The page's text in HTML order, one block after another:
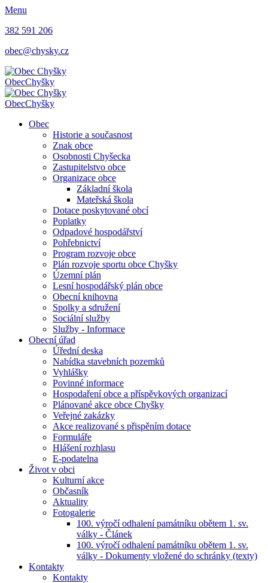
Menu
382 591 206
obec@chysky.cz
ObecChyšky
ObecChyšky
Obec
Historie a současnost
Znak obce
Osobnosti Chyšecka
Zastupitelstvo obce
Organizace obce
Základní škola
Mateřská škola
Dotace poskytované obcí
Poplatky
Odpadové hospodářství
Pohřebnictví
Program rozvoje obce
Plán rozvoje sportu obce Chyšky
Územní plán
Lesní hospodářský plán obce
Obecní knihovna
Spolky a sdružení
Sociální služby
Služby - Informace
Obecní úřad
Úřední deska
Nabídka stavebních pozemků
Vyhlášky
Povinné informace
Hospodaření obce a příspěvkových organizací
Plánované akce obce Chyšky
Veřejné zakázky
Akce realizované s přispěním dotace
Formuláře
Hlášení rozhlasu
E-podatelna
Život v obci
Kulturní akce
Občasník
Aktuality
Fotogalerie
100. výročí odhalení památníku obětem 1. sv.
války - Článek
100. výročí odhalení památníku obětem 1. sv.
války - Dokumenty vložené do schránky (texty)
Kontakty
Kontakty